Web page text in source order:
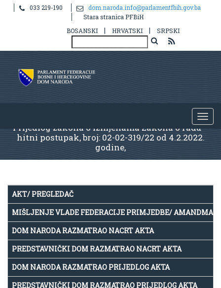
033 219-190
dom.naroda.info@parlamentfbih.gov.ba
Stara stranica PFBiH
BOSANSKI
| HRVATSKI | SRPSKI
Prijedlog zakona o izmjenama Zakona o radu –
hitni postupak, broj: 02-02-319/22 оd 4.2.2022.
godine,
AKT/ PREGLEDAČ
MIŠLJENJE VLADE FEDERACIJE PRIMJEDBE/
DOM NARODA RAZMATRAO NACRT AKTA
PREDSTAVNIČKI DOM RAZMATRAO NACRT AKTA
DOM NARODA RAZMATRAO PRIJEDLOG AKTA
PREDSTAVNIČKI DOM RAZMATRAO PRIJEDLOG AKTA